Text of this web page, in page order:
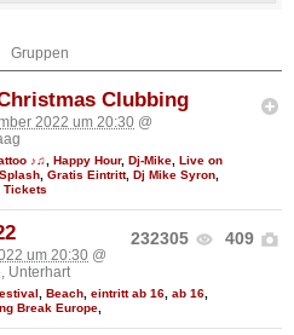
Gruppen
Clubbing
2022 um 20:30 @
♪♫ Happy Hour, Dj-Mike Live on
Gratis Eintritt, Dj Mike Syron
Tickets
232305 409
um 20:30 @
, Unterhart
, Beach, eintritt ab 16, ab 16,
Break Europe,